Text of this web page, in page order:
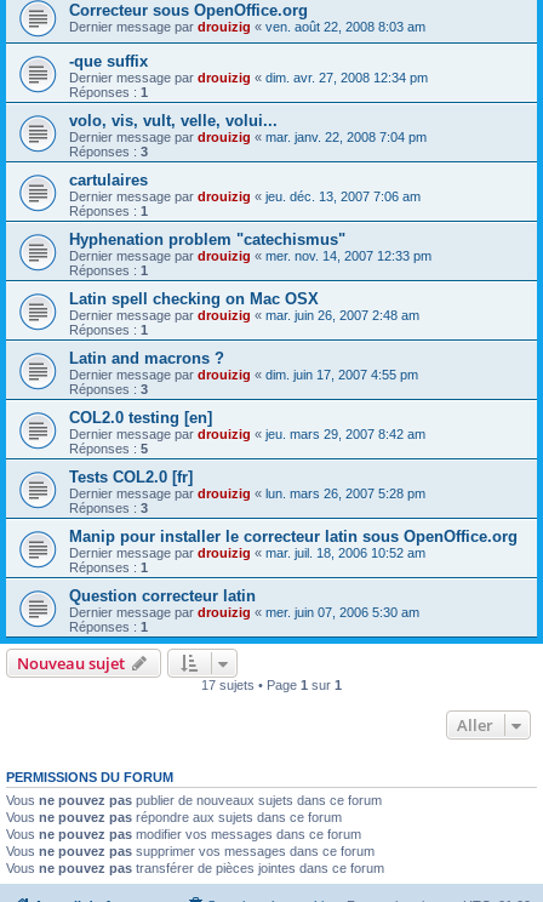
Correcteur sous OpenOffice.org
Dernier message par drouizig « ven. août 22, 2008 8:03 am
-que suffix
Dernier message par drouizig « dim. avr. 27, 2008 12:34 pm
Réponses : 1
volo, vis, vult, velle, volui...
Dernier message par drouizig « mar. janv. 22, 2008 7:04 pm
Réponses : 3
cartulaires
Dernier message par drouizig « jeu. déc. 13, 2007 7:06 am
Réponses : 1
Hyphenation problem "catechismus"
Dernier message par drouizig « mer. nov. 14, 2007 12:33 pm
Réponses : 1
Latin spell checking on Mac OSX
Dernier message par drouizig « mar. juin 26, 2007 2:48 am
Réponses : 1
Latin and macrons ?
Dernier message par drouizig « dim. juin 17, 2007 4:55 pm
Réponses : 3
COL2.0 testing [en]
Dernier message par drouizig « jeu. mars 29, 2007 8:42 am
Réponses : 5
Tests COL2.0 [fr]
Dernier message par drouizig « lun. mars 26, 2007 5:28 pm
Réponses : 3
Manip pour installer le correcteur latin sous OpenOffice.org
Dernier message par drouizig « mar. juil. 18, 2006 10:52 am
Réponses : 1
Question correcteur latin
Dernier message par drouizig « mer. juin 07, 2006 5:30 am
Réponses : 1
Nouveau sujet
17 sujets • Page 1 sur 1
Aller
PERMISSIONS DU FORUM
Vous ne pouvez pas publier de nouveaux sujets dans ce forum
Vous ne pouvez pas répondre aux sujets dans ce forum
Vous ne pouvez pas modifier vos messages dans ce forum
Vous ne pouvez pas supprimer vos messages dans ce forum
Vous ne pouvez pas transférer de pièces jointes dans ce forum